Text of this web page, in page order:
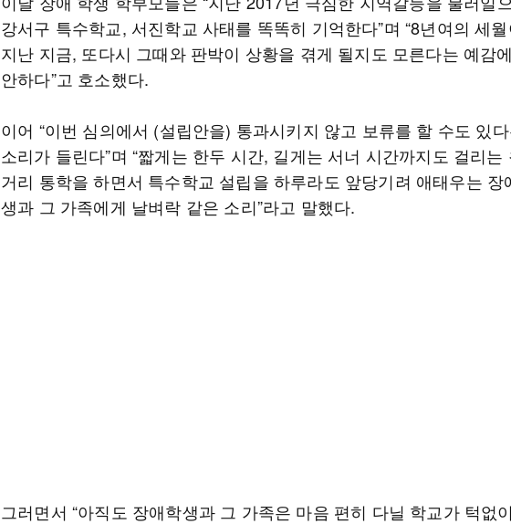
강서구 특수학교, 서진학교 사태를 똑똑히 기억한다”며 “8년여의 세월
지난 지금, 또다시 그때와 판박이 상황을 겪게 될지도 모른다는 예감
안하다”고 호소했다.
이어 “이번 심의에서 (설립안을) 통과시키지 않고 보류를 할 수도 있
소리가 들린다”며 “짧게는 한두 시간, 길게는 서너 시간까지도 걸리는
거리 통학을 하면서 특수학교 설립을 하루라도 앞당기려 애태우는 장
생과 그 가족에게 날벼락 같은 소리”라고 말했다.
그러면서 “아직도 장애학생과 그 가족은 마음 편히 다닐 학교가 턱없